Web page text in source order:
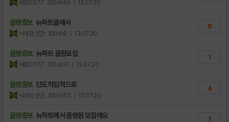
바람0377 조회수:49 | 13.07.20
클랜홍보 뉴하트클에서
닉네임 인간 조회수:9 | 13.07.20
0
클랜홍보 뉴하트 클원모집
바람0377 조회수:31 | 13.07.20
1
클랜홍보 단도직입적으로
닉네임 인간 조회수:53 | 13.07.20
4
클랜홍보 뉴하트에서 클랜원 모집해요 1